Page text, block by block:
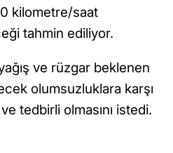
kilometre/saat
tahmin ediliyor.
ve rüzgar beklenen
olumsuzluklara karşı
tedbirli olmasını istedi.